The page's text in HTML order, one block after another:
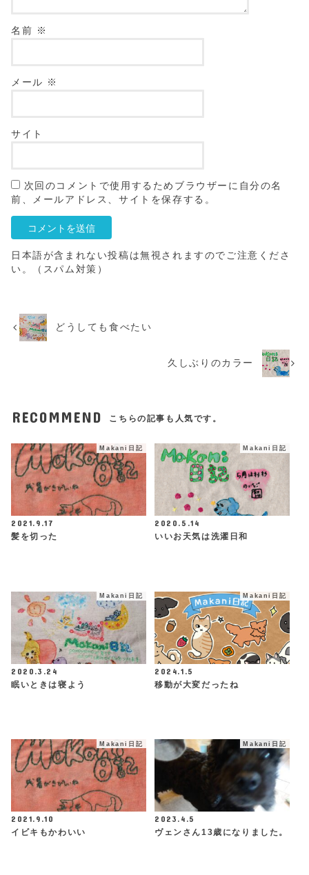
名前 ※
メール ※
サイト
次回のコメントで使用するためブラウザーに自分の名
前、メールアドレス、サイトを保存する。
日本語が含まれない投稿は無視されますのでご注意くださ
い。（スパム対策）
どうしても食べたい
久しぶりのカラー
RECOMMEND こちらの記事も人気です。
Makani日記
2021.9.17
髪を切った
Makani日記
2020.5.14
いいお天気は洗濯日和
Makani日記
2020.3.24
眠いときは寝よう
Makani日記
2024.1.5
移動が大変だったね
Makani日記
2021.9.10
イビキもかわいい
Makani日記
2023.4.5
ヴェンさん13歳になりました。